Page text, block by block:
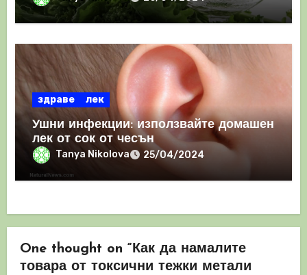
здраве лек
Ушни инфекции: използвайте домашен
лек от сок от чесън
Tanya Nikolova 25/04/2024
One thought on “Как да намалите
товара от токсични тежки метали